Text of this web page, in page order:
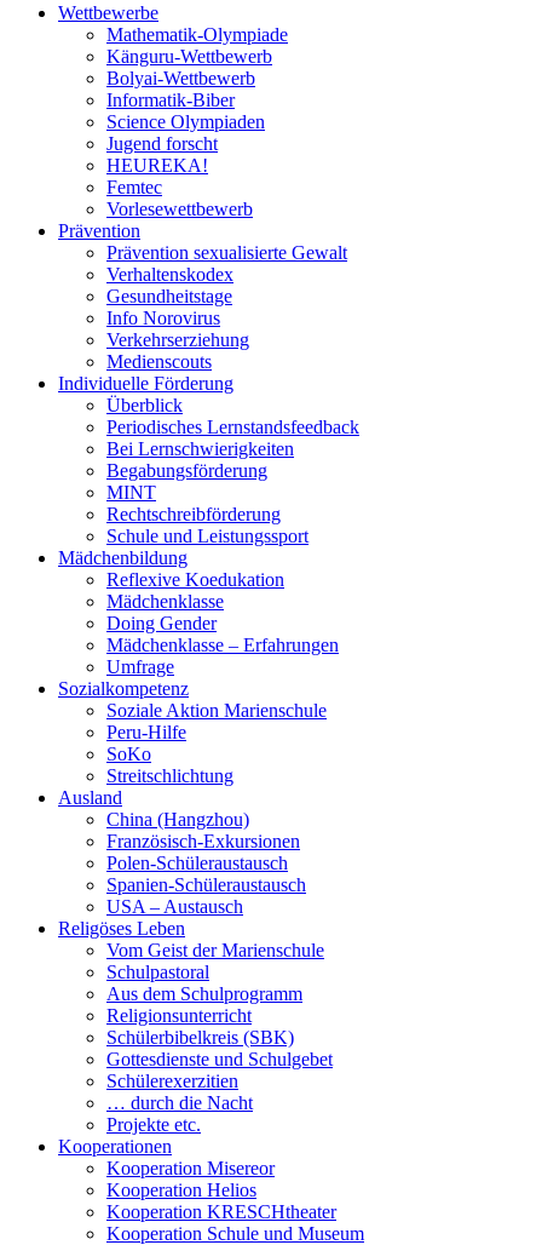
Wettbewerbe
Mathematik-Olympiade
Känguru-Wettbewerb
Bolyai-Wettbewerb
Informatik-Biber
Science Olympiaden
Jugend forscht
HEUREKA!
Femtec
Vorlesewettbewerb
Prävention
Prävention sexualisierte Gewalt
Verhaltenskodex
Gesundheitstage
Info Norovirus
Verkehrserziehung
Medienscouts
Individuelle Förderung
Überblick
Periodisches Lernstandsfeedback
Bei Lernschwierigkeiten
Begabungsförderung
MINT
Rechtschreibförderung
Schule und Leistungssport
Mädchenbildung
Reflexive Koedukation
Mädchenklasse
Doing Gender
Mädchenklasse – Erfahrungen
Umfrage
Sozialkompetenz
Soziale Aktion Marienschule
Peru-Hilfe
SoKo
Streitschlichtung
Ausland
China (Hangzhou)
Französisch-Exkursionen
Polen-Schüleraustausch
Spanien-Schüleraustausch
USA – Austausch
Religöses Leben
Vom Geist der Marienschule
Schulpastoral
Aus dem Schulprogramm
Religionsunterricht
Schülerbibelkreis (SBK)
Gottesdienste und Schulgebet
Schülerexerzitien
… durch die Nacht
Projekte etc.
Kooperationen
Kooperation Misereor
Kooperation Helios
Kooperation KRESCHtheater
Kooperation Schule und Museum